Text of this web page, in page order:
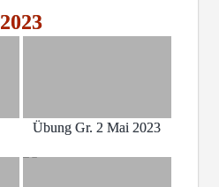
2023
Übung Gr. 2 Mai 2023